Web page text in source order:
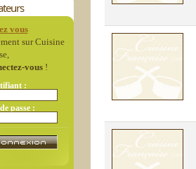
vous
sur Cuisine
vous!
:
passe :